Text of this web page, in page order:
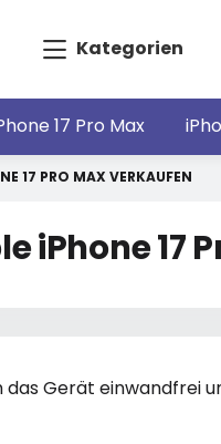
Kategorien
17 Pro Max
17 PRO MAX VERKAUFEN
iPhone 17
das Gerät einwandfrei